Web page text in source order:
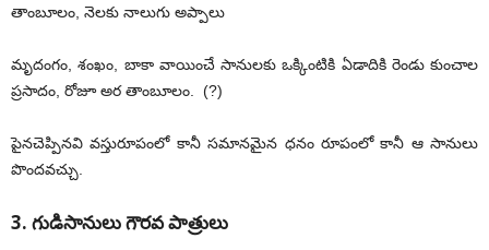
తాంబూలం, నెలకు నాలుగు అప్పాలు
మృదంగం, శంఖం, బాకా వాయించే సానులకు ఒక్కింటికి ఏడాదికి రెండు కుంచాల
ప్రసాదం, రోజూ అర తాంబూలం. (?)
పైనచెప్పినవి వస్తురూపంలో కానీ సమానమైన ధనం రూపంలో కానీ ఆ సానులు
పొందవచ్చు.
3. గుడిసానులు గౌరవ పాత్రులు